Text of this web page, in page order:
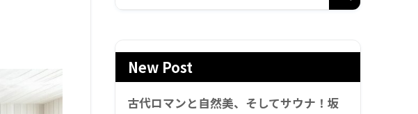
New Post
古代ロマンと自然美、そしてサウナ！坂